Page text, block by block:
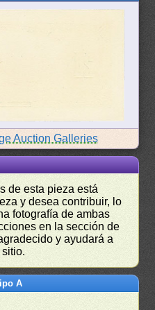
Auction Galleries
de esta pieza está
y desea contribuir, lo
fotografía de ambas
en la sección de
y ayudará a
A